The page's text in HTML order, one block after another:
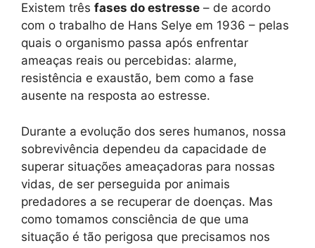
Existem três fases do estresse – de acordo
com o trabalho de Hans Selye em 1936 – pelas
quais o organismo passa após enfrentar
ameaças reais ou percebidas: alarme,
resistência e exaustão, bem como a fase
ausente na resposta ao estresse.
Durante a evolução dos seres humanos, nossa
sobrevivência dependeu da capacidade de
superar situações ameaçadoras para nossas
vidas, de ser perseguida por animais
predadores a se recuperar de doenças. Mas
como tomamos consciência de que uma
situação é tão perigosa que precisamos nos